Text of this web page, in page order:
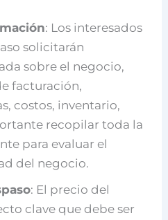
: Los interesados
solicitarán
sobre el negocio,
facturación,
costos, inventario,
recopilar toda la
para evaluar el
del negocio.
: El precio del
clave que debe ser